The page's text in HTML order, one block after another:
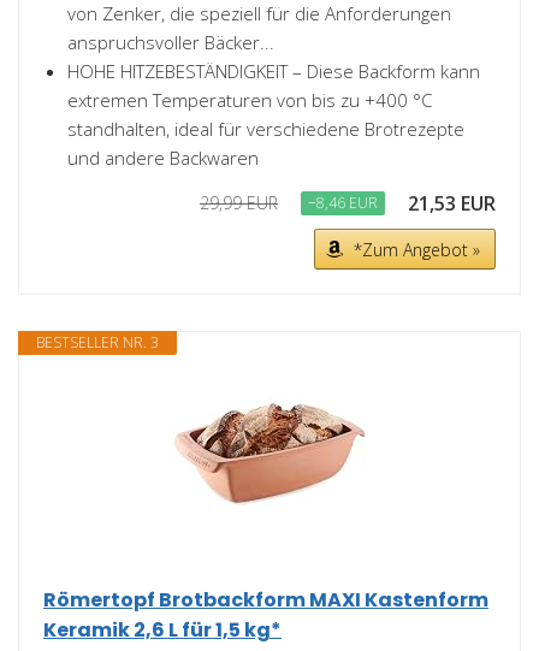
von Zenker, die speziell für die Anforderungen
anspruchsvoller Bäcker...
HOHE HITZEBESTÄNDIGKEIT – Diese Backform kann
extremen Temperaturen von bis zu +400 °C
standhalten, ideal für verschiedene Brotrezepte
und andere Backwaren
29,99 EUR −8,46 EUR 21,53 EUR
*Zum Angebot »
BESTSELLER NR. 3
Römertopf Brotbackform MAXI Kastenform
Keramik 2,6 L für 1,5 kg*